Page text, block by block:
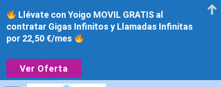
Llévate con Yoigo MOVIL GRATIS al
contratar Gigas Infinitos y Llamadas Infinitas
por 22,50 €/mes
Ver Oferta